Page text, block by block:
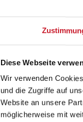
Diese Webseite
Wir verwenden
und die Zugriffe auf
Website an unsere
möglicherweise mit
Küche
Herd
Induktion
Kühlschrank
Kühlschrank L